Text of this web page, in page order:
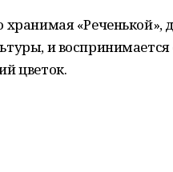
хранимая
и
цветок.